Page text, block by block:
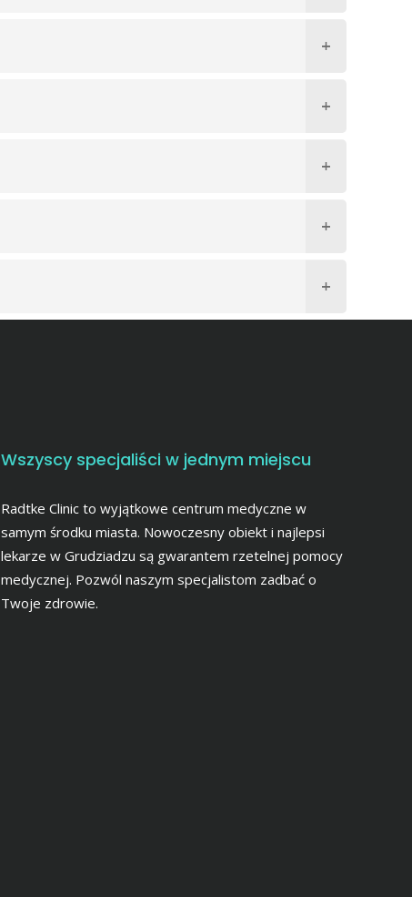
Wszyscy specjaliści w jednym miejscu
Radtke Clinic to wyjątkowe centrum medyczne w
samym środku miasta. Nowoczesny obiekt i najlepsi
lekarze w Grudziadzu są gwarantem rzetelnej pomocy
medycznej. Pozwól naszym specjalistom zadbać o
Twoje zdrowie.